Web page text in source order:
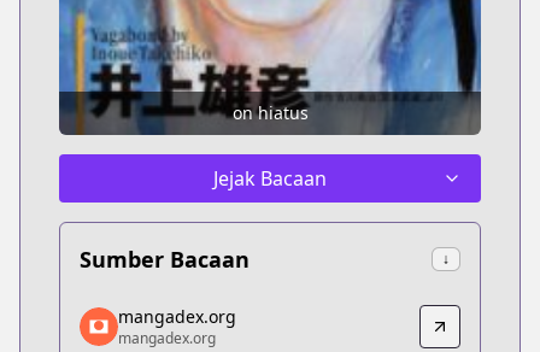
on hiatus
Jejak Bacaan
Sumber Bacaan ↓
mangadex.org
mangadex.org
mangadex.org
mangadex.org